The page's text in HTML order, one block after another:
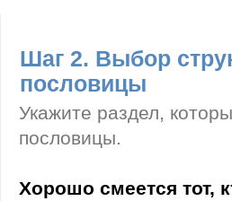
Шаг 2. Выбор
пословицы
Укажите раздел,
пословицы.
Хорошо смеется тот,